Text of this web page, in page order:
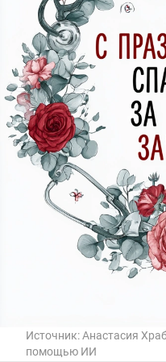
Источник:Анастасия
помощью ИИ